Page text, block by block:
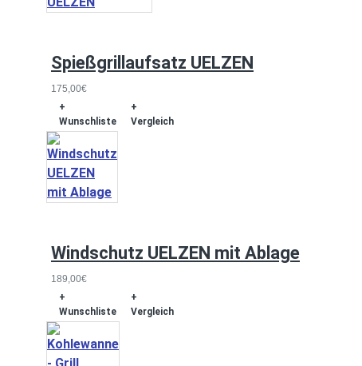
Spießgrillaufsatz UELZEN
175,00€
+
Wunschliste
+
Vergleich
Windschutz UELZEN mit Ablage
189,00€
+
Wunschliste
+
Vergleich